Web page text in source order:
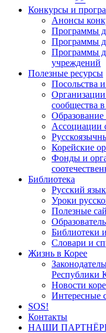
Конкурсы и
Анонсы
Программы
Программы
Программы
учреждений
Полезные ресурсы
Посольства
Организации
сообщества
Образование
Ассоциации
Корейские
Фонды и
Библиотека
Русский
Уроки
Полезные
Библиотеки
Словари и
Жизнь в Корее
Республики
Новости
Интересные
SOS!
Контакты
НАШИ